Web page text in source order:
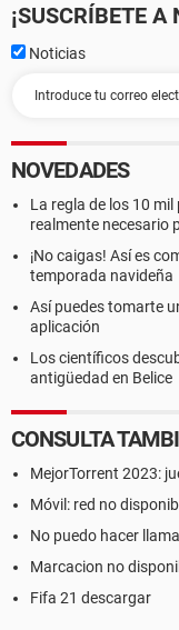
¡SUSCRÍBETE A
Noticias
NOVEDADES
La regla de los 10
realmente necesario
¡No caigas! Así es
temporada navideña
Así puedes tomarte
aplicación
Los científicos
antigüedad en Belice
CONSULTA
MejorTorrent 2023:
Móvil: red no
No puedo hacer
Marcacion no
Fifa 21 descargar